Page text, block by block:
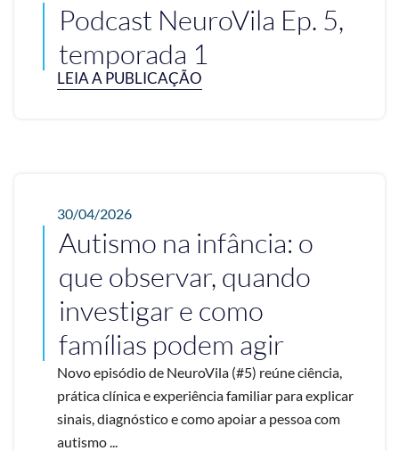
Podcast NeuroVila Ep. 5,
temporada 1
LEIA A PUBLICAÇÃO
30/04/2026
Autismo na infância: o
que observar, quando
investigar e como
famílias podem agir
Novo episódio de NeuroVila (#5) reúne ciência,
prática clínica e experiência familiar para explicar
sinais, diagnóstico e como apoiar a pessoa com
autismo ...